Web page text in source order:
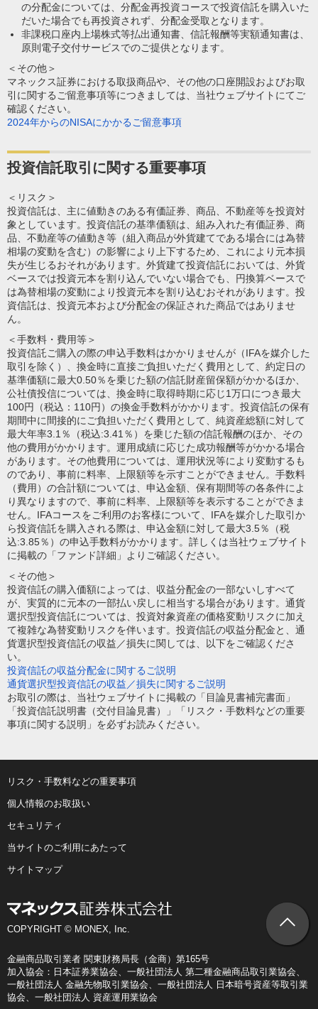
の分配金については、分配金再投資コースで投資信託を購入いた
だいた場合でも再投資されず、分配金受取となります。
非課税口座内上場株式等払出通知書、信託報酬等実額通知書は、
原則電子交付サービスでのご提供となります。
＜その他＞
マネックス証券における取扱商品や、その他の口座開設およびお取
引に関するご留意事項等につきましては、当社ウェブサイトにてご
確認ください。
2024年からのNISAにかかるご留意事項
投資信託取引に関する重要事項
＜リスク＞
投資信託は、主に値動きのある有価証券、商品、不動産等を投資対
象としています。投資信託の基準価額は、組み入れた有価証券、商
品、不動産等の値動き等（組入商品が外貨建てである場合には為替
相場の変動を含む）の影響により上下するため、これにより元本損
失が生じるおそれがあります。外貨建て投資信託においては、外貨
ベースでは投資元本を割り込んでいない場合でも、円換算ベースで
は為替相場の変動により投資元本を割り込むおそれがあります。投
資信託は、投資元本および分配金の保証された商品ではありませ
ん。
＜手数料・費用等＞
投資信託ご購入の際の申込手数料はかかりませんが（IFAを媒介した
取引を除く）、換金時に直接ご負担いただく費用として、約定日の
基準価額に最大0.50％を乗じた額の信託財産留保額がかかるほか、
公社債投信については、換金時に取得時期に応じ1万口につき最大
100円（税込：110円）の換金手数料がかかります。投資信託の保有
期間中に間接的にご負担いただく費用として、純資産総額に対して
最大年率3.1％（税込:3.41％）を乗じた額の信託報酬のほか、その
他の費用がかかります。運用成績に応じた成功報酬等がかかる場合
があります。その他費用については、運用状況等により変動するも
のであり、事前に料率、上限額等を示すことができません。手数料
（費用）の合計額については、申込金額、保有期間等の各条件によ
り異なりますので、事前に料率、上限額等を表示することができま
せん。IFAコースをご利用のお客様について、IFAを媒介した取引か
ら投資信託を購入される際は、申込金額に対して最大3.5％（税
込:3.85％）の申込手数料がかかります。詳しくは当社ウェブサイト
に掲載の「ファンド詳細」よりご確認ください。
＜その他＞
投資信託の購入価額によっては、収益分配金の一部ないしすべて
が、実質的に元本の一部払い戻しに相当する場合があります。通貨
選択型投資信託については、投資対象資産の価格変動リスクに加え
て複雑な為替変動リスクを伴います。投資信託の収益分配金と、通
貨選択型投資信託の収益／損失に関しては、以下をご確認くださ
い。
投資信託の収益分配金に関するご説明
通貨選択型投資信託の収益／損失に関するご説明
お取引の際は、当社ウェブサイトに掲載の「目論見書補完書面」
「投資信託説明書（交付目論見書）」「リスク・手数料などの重要
事項に関する説明」を必ずお読みください。
リスク・手数料などの重要事項
個人情報のお取扱い
セキュリティ
当サイトのご利用にあたって
サイトマップ
COPYRIGHT © MONEX, Inc.
金融商品取引業者 関東財務局長（金商）第165号
加入協会：日本証券業協会、一般社団法人 第二種金融商品取引業協会、
一般社団法人 金融先物取引業協会、一般社団法人 日本暗号資産等取引業
協会、一般社団法人 資産運用業協会